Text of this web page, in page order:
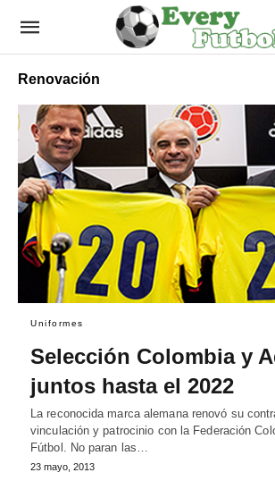
Renovación
Uniformes
Selección Colombia y
juntos hasta el 2022
La reconocida marca alemana renovó su
vinculación y patrocinio con la Federación
Fútbol. No paran las…
23 mayo, 2013